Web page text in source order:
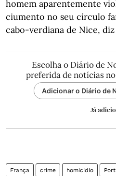
homem aparentemente
ciumento no seu círculo
cabo-verdiana de Nice,
Escolha o Diário de
preferida de notícias
Adicionar o Diário de
Já
França crime homicídio